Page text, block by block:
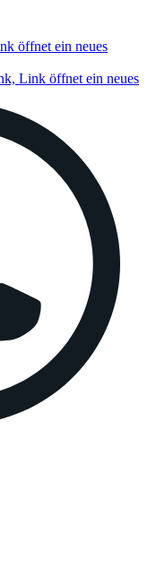
öffnet ein neues
Link öffnet ein neues